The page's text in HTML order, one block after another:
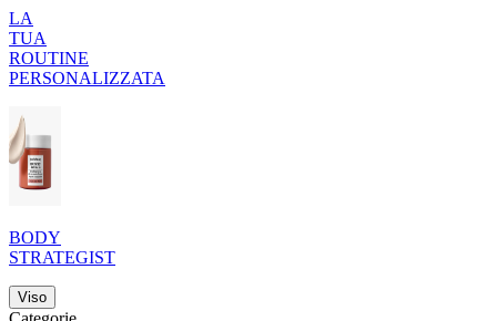
LA
TUA
ROUTINE
PERSONALIZZATA
BODY
STRATEGIST
Viso